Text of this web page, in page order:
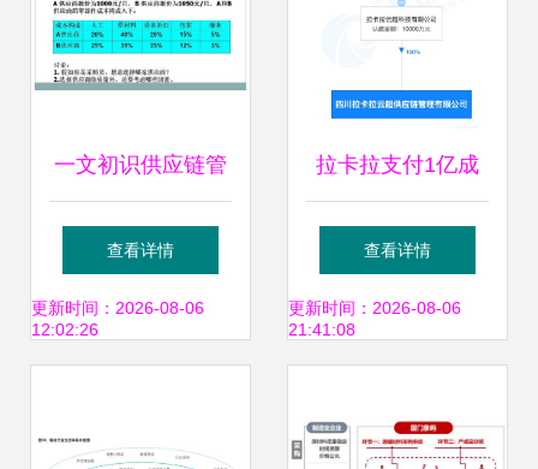
一文初识供应链管
理 恒捷供应链的服
务之道
查看详情
更新时间：2026-08-06
12:02:26
拉卡拉支付1亿成
立供应链公司 供应
链管理服务拓展新
查看详情
更新时间：2026-08-06
21:41:08